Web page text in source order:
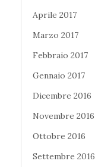
Aprile 2017
Marzo 2017
Febbraio 2017
Gennaio 2017
Dicembre 2016
Novembre 2016
Ottobre 2016
Settembre 2016